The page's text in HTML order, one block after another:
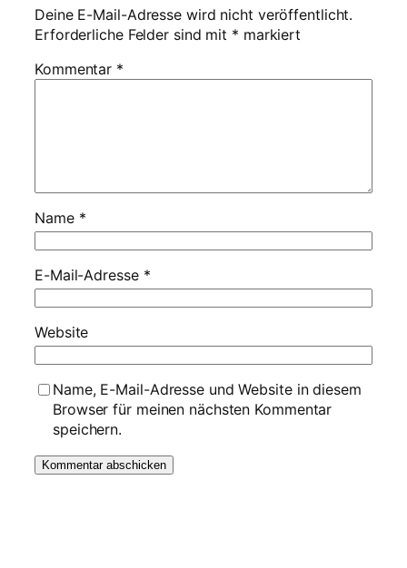
Deine E-Mail-Adresse wird nicht veröffentlicht.
Erforderliche Felder sind mit * markiert
Kommentar *
Name *
E-Mail-Adresse *
Website
Name, E-Mail-Adresse und Website in diesem
Browser für meinen nächsten Kommentar
speichern.